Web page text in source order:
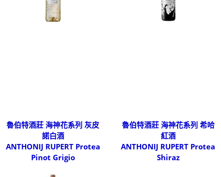
魯伯特酒莊 海神花系列 灰皮
諾白酒
ANTHONIJ RUPERT Protea
Pinot Grigio
魯伯特酒莊 海神花系列 希哈
紅酒
ANTHONIJ RUPERT Protea
Shiraz